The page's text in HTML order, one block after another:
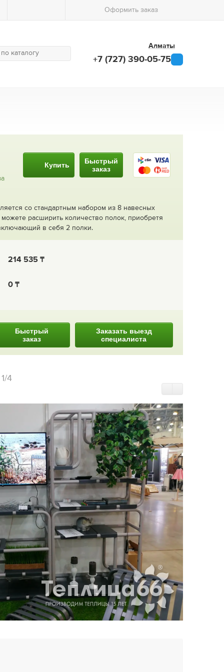
Оформить заказ
Алматы
+7 (727) 390-05-75
Купить
Быстрый
заказ
со стандартным набором из 8 навесных
расширить количество полок, приобретя
в себя 2 полки.
214 535
0
Быстрый
заказ
Заказать выезд
специалиста
1/4